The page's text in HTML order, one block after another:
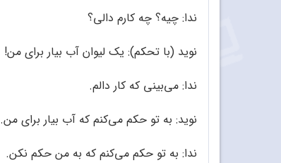
ندا: چیه؟ چه کارم دالی؟
نوید (با تحکم): یک لیوان آب بیار برای من!
ندا: می‌بینی که کار دالم.
نوید: به تو حکم می‌کنم که آب بیار برای من.
ندا: به تو حکم می‌کنم که به من حکم نکن.